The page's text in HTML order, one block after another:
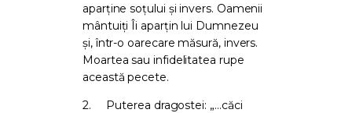
aparține soțului și invers. Oamenii
mântuiți Îi aparțin lui Dumnezeu
și, într-o oarecare măsură, invers.
Moartea sau infidelitatea rupe
această pecete.
2.
Puterea dragostei: „…căci